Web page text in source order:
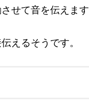
せて音を伝えます
えるそうです。